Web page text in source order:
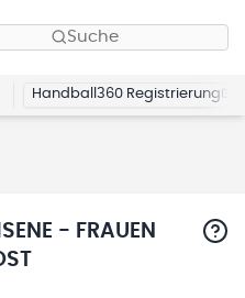
Suche
Handball360 Registrierung
- FRAUEN